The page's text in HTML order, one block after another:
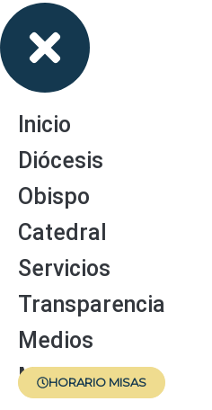
HORARIO MISAS
Inicio
Diócesis
Obispo
Catedral
Servicios
Transparencia
Medios
Menores